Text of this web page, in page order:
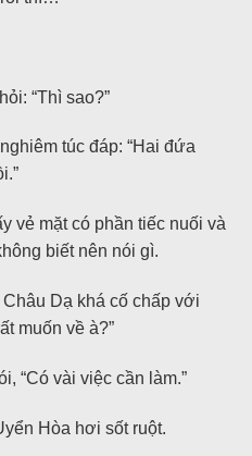
“Thì sao?”
túc đáp: “Hai đứa
vẻ mặt có phần tiếc nuối và
biết nên nói gì.
Dạ khá cố chấp với
muốn về à?”
“Có vài việc cần làm.”
Hòa hơi sốt ruột.